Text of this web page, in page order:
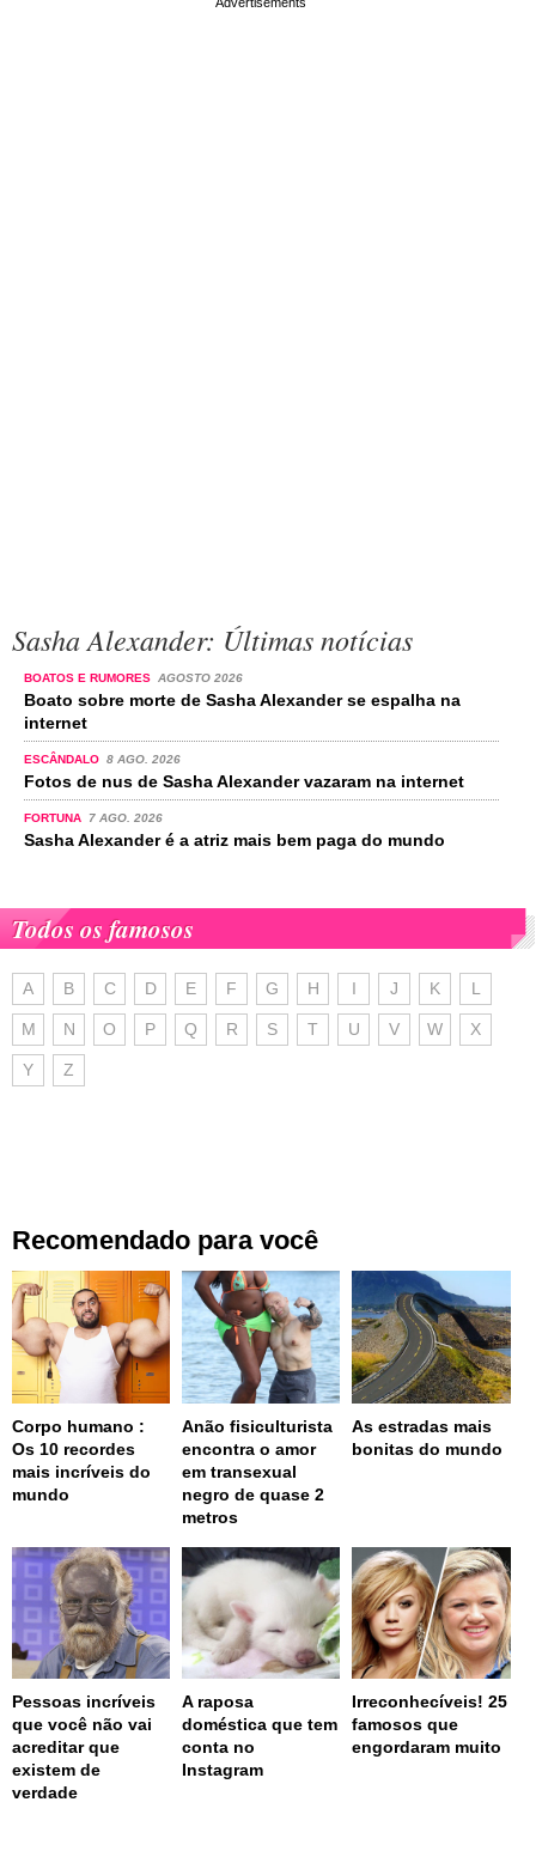
Sasha Alexander: Últimas notícias
BOATOS E RUMORES AGOSTO 2026
Boato sobre morte de Sasha Alexander se espalha na
internet
ESCÂNDALO 8 AGO. 2026
Fotos de nus de Sasha Alexander vazaram na internet
FORTUNA 7 AGO. 2026
Sasha Alexander é a atriz mais bem paga do mundo
Todos os famosos
A B C D E F G H I J K L
M N O P Q R S T U V W X
Y Z
Recomendado para você
Corpo humano :
Os 10 recordes
mais incríveis do
mundo
Anão fisiculturista
encontra o amor
em transexual
negro de quase 2
metros
As estradas mais
bonitas do mundo
Pessoas incríveis
que você não vai
acreditar que
existem de
verdade
A raposa
doméstica que tem
conta no
Instagram
Irreconhecíveis! 25
famosos que
engordaram muito